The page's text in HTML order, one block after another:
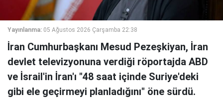
Yayınlanma: 05 Ağustos 2026 Çarşamba 22:38
İran Cumhurbaşkanı Mesud Pezeşkiyan, İran
devlet televizyonuna verdiği röportajda ABD
ve İsrail'in İran'ı "48 saat içinde Suriye'deki
gibi ele geçirmeyi planladığını" öne sürdü.